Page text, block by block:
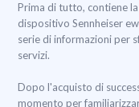
Prima di tutto, contiene
dispositivo Sennheiser
serie di informazioni per
servizi.
Dopo l'acquisto di
momento per